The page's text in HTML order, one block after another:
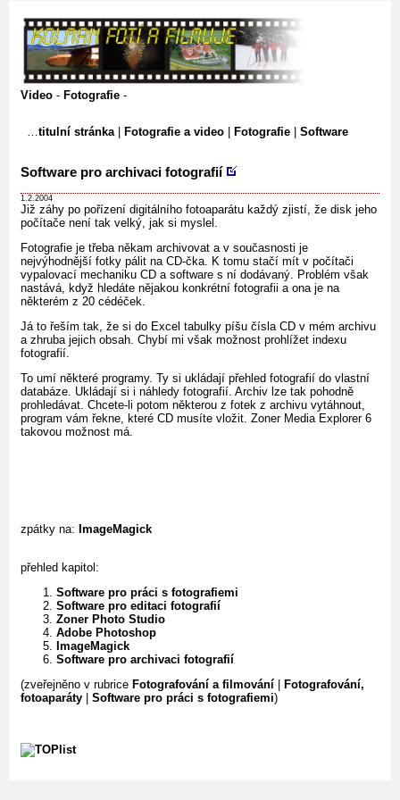
Video - Fotografie -
titulní stránka| Fotografie a video| Fotografie| Software
Software pro archivaci fotografií
1.2.2004
Již záhy po pořízení digitálního fotoaparátu každý zjistí, že disk jeho
počítače není tak velký, jak si myslel.
Fotografie je třeba někam archivovat a v současnosti je
nejvýhodnější fotky pálit na CD-čka. K tomu stačí mít v počítači
vypalovací mechaniku CD a software s ní dodávaný. Problém však
nastává, když hledáte nějakou konkrétní fotografii a ona je na
některém z 20 cédéček.
Já to řeším tak, že si do Excel tabulky píšu čísla CD v mém archivu
a zhruba jejich obsah. Chybí mi však možnost prohlížet indexu
fotografií.
To umí některé programy. Ty si ukládají přehled fotografií do vlastní
databáze. Ukládají si i náhledy fotografií. Archiv lze tak pohodně
prohledávat. Chcete-li potom některou z fotek z archivu vytáhnout,
program vám řekne, které CD musíte vložit. Zoner Media Explorer 6
takovou možnost má.
zpátky na: ImageMagick
přehled kapitol:
Software pro práci s fotografiemi
Software pro editaci fotografií
Zoner Photo Studio
Adobe Photoshop
ImageMagick
Software pro archivaci fotografií
(zveřejněno v rubrice Fotografování a filmování
Fotografování,
fotoaparáty
Software pro práci s fotografiemi)